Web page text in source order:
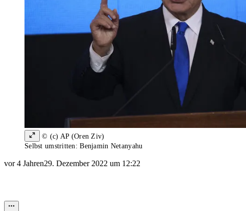
© (c) AP (Oren Ziv)
Selbst umstritten: Benjamin Netanyahu
vor 4 Jahren29. Dezember 2022 um 12:22